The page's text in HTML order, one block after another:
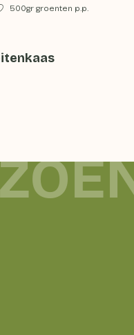
500gr groenten p.p.